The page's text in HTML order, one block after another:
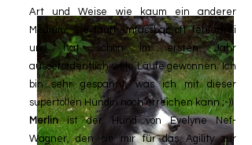
Art und Weise wie kaum ein anderer
Medium. Sie läuft unfassbar oft fehlerfrei
und hat schon im ersten Jahr
ausserordentlich viele Läufe gewonnen. Ich
bin sehr gespannt, was ich mit dieser
supertollen Hündin noch erreichen kann ;-))
Merlinist der Hund von Evelyne Nef-
Wagner, den sie mir für das Agility zur